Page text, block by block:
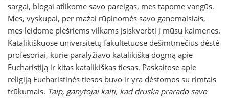
sargai, blogai atlikome savo pareigas, mes tapome vangūs.
Mes, vyskupai, per mažai rūpinomės savo ganomaisiais,
mes leidome plėšriems vilkams įsiskverbti į mūsų kaimenes.
Katalikiškuose universitetų fakultetuose dešimtmečius dėstė
profesoriai, kurie paralyžiavo katalikišką dogmą apie
Eucharistiją ir kitas katalikiškas tiesas. Paskaitose apie
religiją Eucharistinės tiesos buvo ir yra dėstomos su rimtais
trūkumais. Taip, ganytojai kalti, kad druska prarado savo